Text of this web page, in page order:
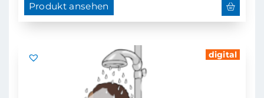
Produkt ansehen
digital